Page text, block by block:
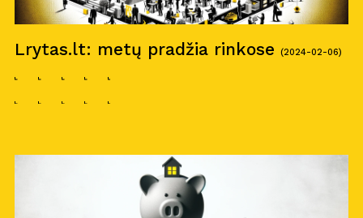
Lrytas.lt: metų pradžia rinkose (2024-02-06)